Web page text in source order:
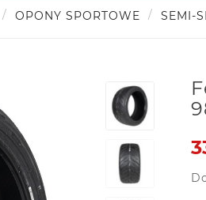
OPONY SPORTOWE SEMI-